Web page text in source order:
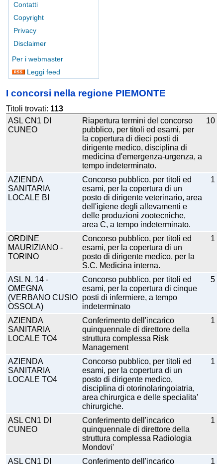
Contatti
Copyright
Privacy
Disclaimer
Per i webmaster
Leggi feed
I concorsi nella regione PIEMONTE
Titoli trovati: 113
ASL CN1 DI
CUNEO
Riapertura termini del concorso
pubblico, per titoli ed esami, per
la copertura di dieci posti di
dirigente medico, disciplina di
medicina d'emergenza-urgenza, a
tempo indeterminato.
10
AZIENDA
SANITARIA
LOCALE BI
Concorso pubblico, per titoli ed
esami, per la copertura di un
posto di dirigente veterinario, area
dell'igiene degli allevamenti e
delle produzioni zootecniche,
area C, a tempo indeterminato.
1
ORDINE
MAURIZIANO -
TORINO
Concorso pubblico, per titoli ed
esami, per la copertura di un
posto di dirigente medico, per la
S.C. Medicina interna.
1
ASL N. 14 -
OMEGNA
(VERBANO CUSIO
OSSOLA)
Concorso pubblico, per titoli ed
esami, per la copertura di cinque
posti di infermiere, a tempo
indeterminato
5
AZIENDA
SANITARIA
LOCALE TO4
Conferimento dell'incarico
quinquennale di direttore della
struttura complessa Risk
Management
1
AZIENDA
SANITARIA
LOCALE TO4
Concorso pubblico, per titoli ed
esami, per la copertura di un
posto di dirigente medico,
disciplina di otorinolaringoiatria,
area chirurgica e delle specialita'
chirurgiche.
1
ASL CN1 DI
CUNEO
Conferimento dell'incarico
quinquennale di direttore della
struttura complessa Radiologia
Mondovi'
1
ASL CN1 DI Conferimento dell'incarico 1